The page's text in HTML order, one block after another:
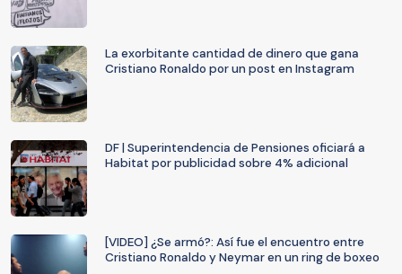
La exorbitante cantidad de dinero que gana
Cristiano Ronaldo por un post en Instagram
DF | Superintendencia de Pensiones oficiará a
Habitat por publicidad sobre 4% adicional
[VIDEO] ¿Se armó?: Así fue el encuentro entre
Cristiano Ronaldo y Neymar en un ring de boxeo